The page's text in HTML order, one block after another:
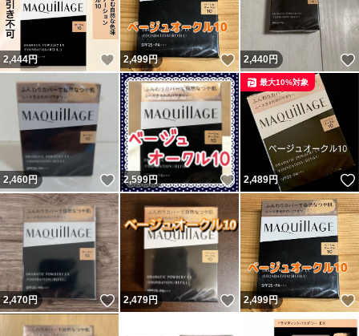
2,444円 いいね！
2,499円 いいね！
2,440円
2,460円 いいね！
2,599円 いいね！
2,489円
最大10%対象
2,470円 いいね！
2,479円 いいね！
2,499円